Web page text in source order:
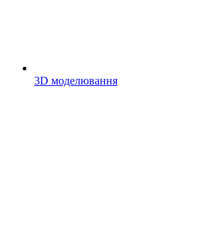
3D моделювання